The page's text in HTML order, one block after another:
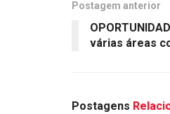
Postagem anterior
várias áreas
Postagens